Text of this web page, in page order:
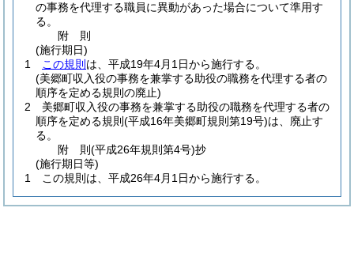
の事務を代理する職員に異動があった場合について準用す
る。
附 則
(施行期日)
1
この規則 は、平成19年4月1日から施行する。
(美郷町収入役の事務を兼掌する助役の職務を代理する者の
順序を定める規則の廃止)
2
美郷町収入役の事務を兼掌する助役の職務を代理する者の
順序を定める規則 (平成16年美郷町規則第19号)は、廃止す
る。
附 則(平成26年規則第4号)抄
(施行期日等)
1
この規則は、平成26年4月1日から施行する。